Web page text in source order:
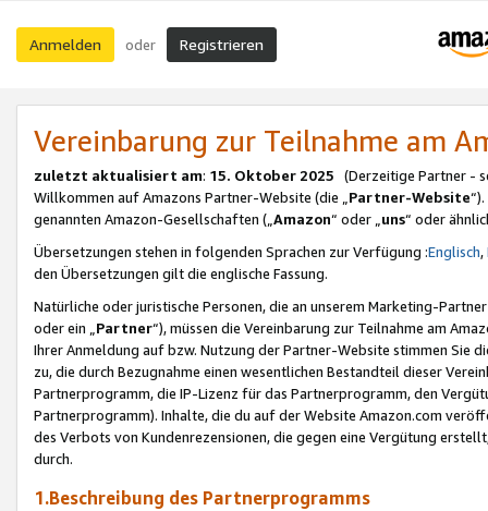
Anmelden oder Registrieren
Vereinbarung zur Teilnahme am
zuletzt aktualisiert am: 15. Oktober 2025 (Derzeitige Partner -
Willkommen auf Amazons Partner-Website (die „Partner-Website
genannten Amazon-Gesellschaften („Amazon“ oder „uns“ oder
Übersetzungen stehen in folgenden Sprachen zur Verfügung :Englisch,
den Übersetzungen gilt die englische Fassung.
Natürliche oder juristische Personen, die an unserem Marketing-
oder ein „Partner“), müssen die Vereinbarung zur Teilnahme am
Ihrer Anmeldung auf bzw. Nutzung der Partner-Website stimmen Sie
zu, die durch Bezugnahme einen wesentlichen Bestandteil dieser
Partnerprogramm, die IP-Lizenz für das Partnerprogramm, den
Partnerprogramm). Inhalte, die du auf der Website Amazon.com
des Verbots von Kundenrezensionen, die gegen eine Vergütung
durch.
1.Beschreibung des Partnerprogramms